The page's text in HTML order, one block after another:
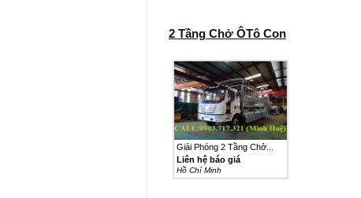
2 Tầng Chở ÔTô Con
Giải Phóng 2 Tầng Chở...
Liên hệ báo giá
Hồ Chí Minh